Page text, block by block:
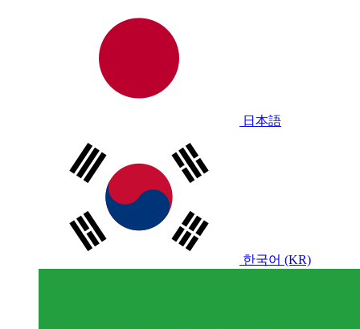
日本語
한국어 (KR)